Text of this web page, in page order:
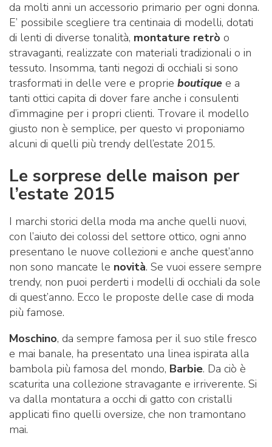
da molti anni un accessorio primario per ogni donna.
E’ possibile scegliere tra centinaia di modelli, dotati
di lenti di diverse tonalità, montature retrò o
stravaganti, realizzate con materiali tradizionali o in
tessuto. Insomma, tanti negozi di occhiali si sono
trasformati in delle vere e proprie boutique e a
tanti ottici capita di dover fare anche i consulenti
d’immagine per i propri clienti. Trovare il modello
giusto non è semplice, per questo vi proponiamo
alcuni di quelli più trendy dell’estate 2015.
Le sorprese delle maison per
l’estate 2015
I marchi storici della moda ma anche quelli nuovi,
con l’aiuto dei colossi del settore ottico, ogni anno
presentano le nuove collezioni e anche quest’anno
non sono mancate le novità. Se vuoi essere sempre
trendy, non puoi perderti i modelli di occhiali da sole
di quest’anno. Ecco le proposte delle case di moda
più famose.
Moschino, da sempre famosa per il suo stile fresco
e mai banale, ha presentato una linea ispirata alla
bambola più famosa del mondo, Barbie. Da ciò è
scaturita una collezione stravagante e irriverente. Si
va dalla montatura a occhi di gatto con cristalli
applicati fino quelli oversize, che non tramontano
mai.